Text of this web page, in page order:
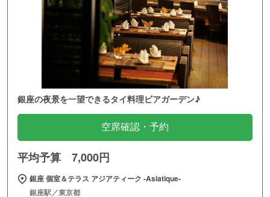
銀座の夜景を一望できるタイ料理ビアガーデン♪
空席確認・予約
平均予算 7,000円
銀座 個室＆テラス アジアティーク ‐Asiatique‐
銀座駅／東京都